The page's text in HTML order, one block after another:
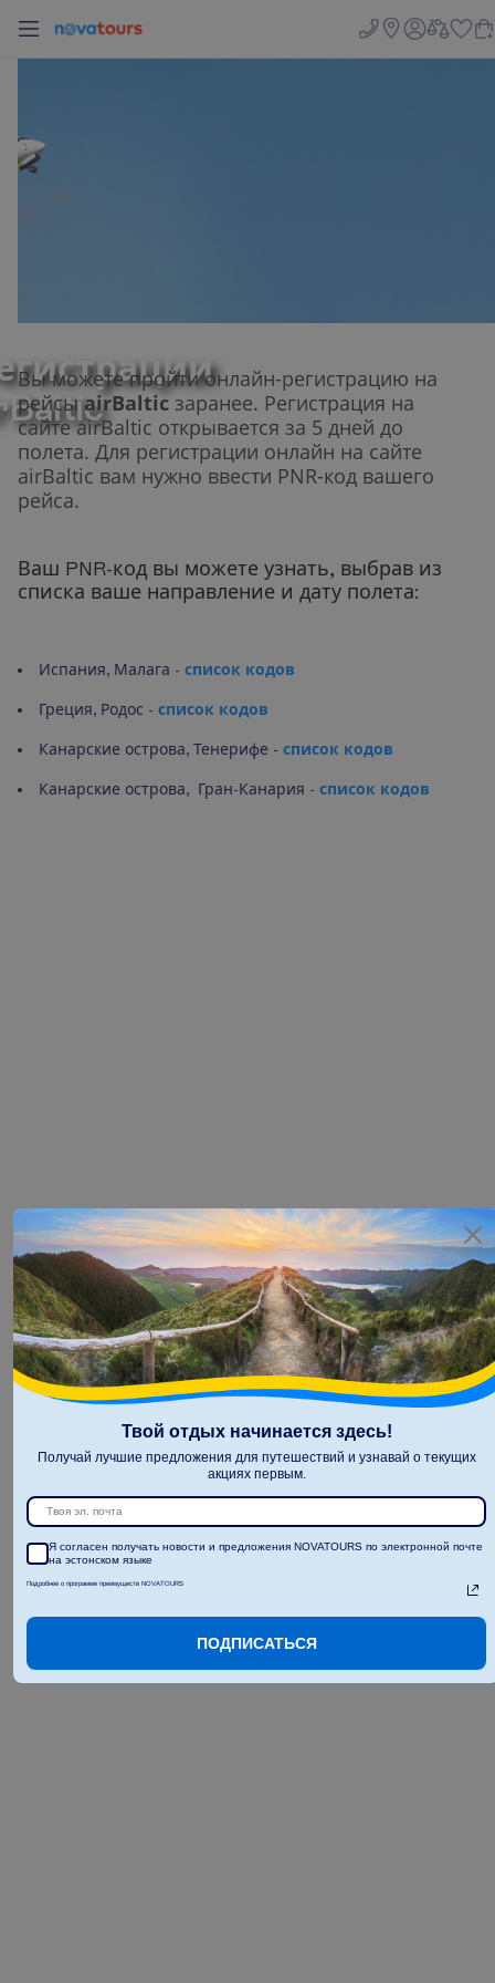
Вы можете пройти онлайн-регистрацию на
рейсыairBaltic заранее. Регистрация на
сайте airBaltic открывается за 5 дней до
полета. Для регистрации онлайн на сайте
airBaltic вам нужно ввести PNR-код вашего
рейса.
Ваш PNR-код вы можете узнать, выбрав из
списка ваше направление и дату полета:
Испания, Малага - список кодов
Греция, Родос - список кодов
Канарские острова, Тенерифе - список кодов
Канарские острова, Гран-Канария - список кодов
Твой отдых начинается здесь!
Получай лучшие предложения для путешествий и узнавай о текущих
акциях первым.
Я согласен получать новости и предложения NOVATOURS по электронной почте
на эстонском языке
Подробнее о программе преимуществ NOVATOURS
ПОДПИСАТЬСЯ